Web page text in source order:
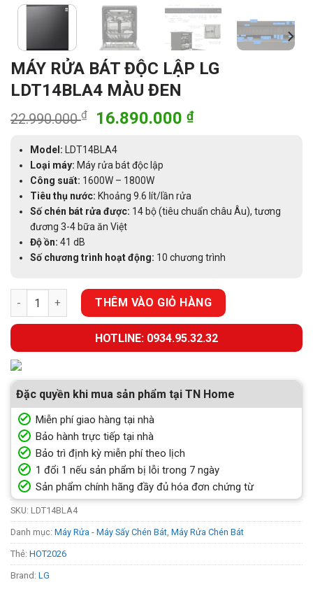
MÁY RỬA BÁT ĐỘC LẬP LG
LDT14BLA4 MÀU ĐEN
22.990.000₫
Giá
là:
22.990.000 ₫.
16.890.000 ₫Giá
Model:
LDT14BLA4
Loại máy: Máy rửa bát độc lập
Công suất: 1600W – 1800W
Tiêu thụ nước: Khoảng 9.6 lít/lần rửa
Số chén bát rửa được: 14 bộ (tiêu chuẩn châu Âu), tương
đương 3-4 bữa ăn Việt
Độ ồn: 41 dB
Số chương trình hoạt động: 10 chương trình
MÁY RỬA BÁT ĐỘC LẬP LG LDT14BLA4 MÀU ĐEN số lượng
THÊM VÀO GIỎ HÀNG
HOTLINE: 0934.95.32.32
Đặc quyền khi mua sản phẩm tại TN Home
Miễn phí giao hàng tại nhà
Bảo hành trực tiếp tại nhà
Bảo trì định kỳ miễn phí theo lịch
1 đổi 1 nếu sản phẩm bị lỗi trong 7 ngày
Sản phẩm chính hãng đầy đủ hóa đơn chứng từ
SKU: LDT14BLA4
Danh mục: Máy Rửa - Máy Sấy Chén Bát, Máy Rửa Chén Bát
Thẻ: HOT2026
Brand: LG